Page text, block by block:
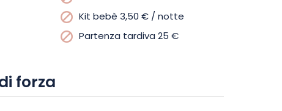
Kit bebè 3,50 € / notte
Partenza tardiva 25 €
forza